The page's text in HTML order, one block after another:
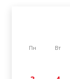
Пн Вт